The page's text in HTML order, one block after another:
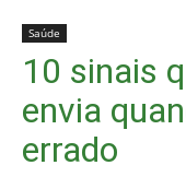
Saúde
10 sinais
envia
errado